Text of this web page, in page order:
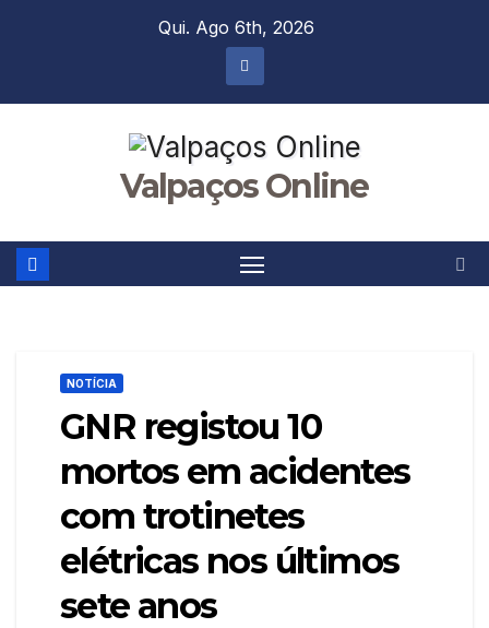
Qui. Ago 6th, 2026
Valpaços Online
NOTÍCIA
GNR registou 10
mortos em acidentes
com trotinetes
elétricas nos últimos
sete anos